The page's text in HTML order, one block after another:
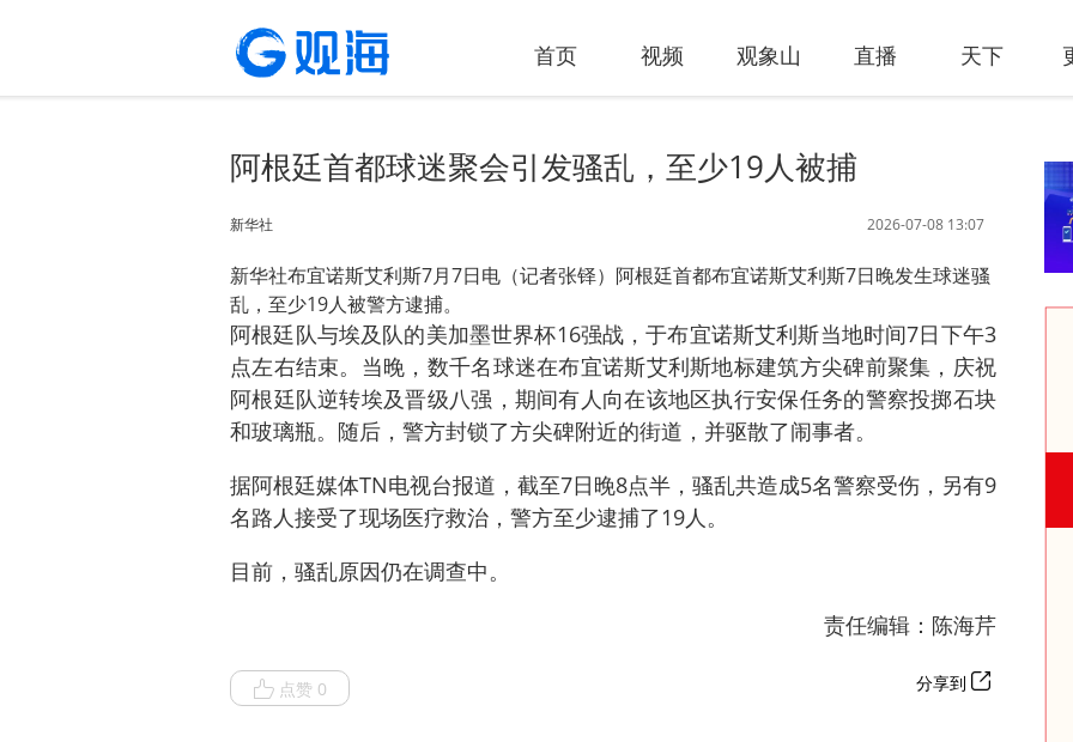
首页 视频 观象山 直播 天下
阿根廷首都球迷聚会引发骚乱，至少19人被捕
2026-07-08 13:07
新华社
新华社布宜诺斯艾利斯7月7日电（记者张铎）阿根廷首都布宜诺斯艾利斯7日晚发生球迷骚
乱，至少19人被警方逮捕。
阿根廷队与埃及队的美加墨世界杯16强战，于布宜诺斯艾利斯当地时间7日下午3
点左右结束。当晚，数千名球迷在布宜诺斯艾利斯地标建筑方尖碑前聚集，庆祝
阿根廷队逆转埃及晋级八强，期间有人向在该地区执行安保任务的警察投掷石块
和玻璃瓶。随后，警方封锁了方尖碑附近的街道，并驱散了闹事者。
据阿根廷媒体TN电视台报道，截至7日晚8点半，骚乱共造成5名警察受伤，另有9
名路人接受了现场医疗救治，警方至少逮捕了19人。
目前，骚乱原因仍在调查中。
责任编辑：陈海芹
点赞 0 分享到